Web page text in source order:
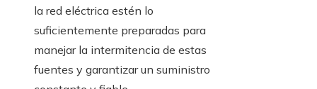
la red eléctrica estén lo
suficientemente preparadas para
manejar la intermitencia de estas
fuentes y garantizar un suministro